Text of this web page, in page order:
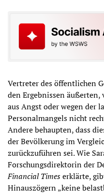
Vertreter des öffentlichen
den Ergebnissen äußerten,
aus Angst oder wegen der
Personalmangels nicht
Andere behaupten, dass
der Bevölkerung im
zurückzuführen sei. Wie
Forschungsdirektorin der
Financial Timeserklärte,
Hinauszögern „keine